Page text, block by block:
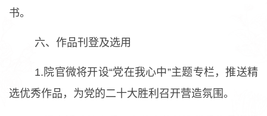
书。
六、作品刊登及选用
1.院官微将开设“党在我心中”主题专栏，推送精
选优秀作品，为党的二十大胜利召开营造氛围。